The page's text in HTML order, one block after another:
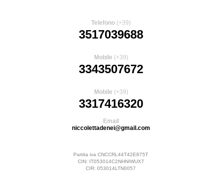
Telefono (+39)
3517039688
Mobile (+39)
3343507672
Mobile (+39)
3317416320
Email
niccolettadenei@gmail.com
Partita iva CNCCRL44T42E875T
CIN: IT053014C2NHNIWUX7
CIR: 053014LTN0057